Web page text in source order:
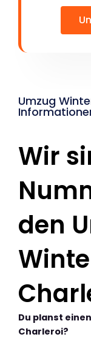
Umzug
Wir
den
Du planst
Charleroi?